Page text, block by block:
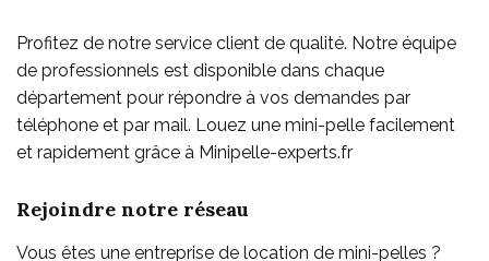
Profitez de notre service client de qualité. Notre équipe
de professionnels est disponible dans chaque
département pour répondre à vos demandes par
téléphone et par mail. Louez une mini-pelle facilement
et rapidement grâce à Minipelle-experts.fr
Rejoindre notre réseau
Vous êtes une entreprise de location de mini-pelles ?